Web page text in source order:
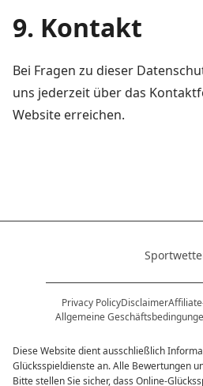
9. Kontakt
Bei Fragen zu dieser
uns jederzeit über das
Website erreichen.
Privacy PolicyDisclaimer
Allgemeine
Diese Website dient ausschließlich
Glücksspieldienste an. Alle Bewertungen
Bitte stellen Sie sicher, dass Online-